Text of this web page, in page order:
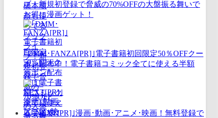
ブ！新規初登録で脅威の70%OFFの大盤振る舞いで
お得に漫画ゲット！
｢DMM･FANZA[PR]｣電子書籍初回限定50％OFFクー
ポン配布中！電子書籍コミック全てに使える半額
券！
｢U-NEXT[PR]｣漫画･動画･アニメ･映画！無料登録で